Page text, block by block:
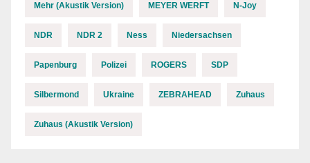
Mehr (Akustik Version) MEYER WERFT N-Joy
NDR NDR 2 Ness Niedersachsen
Papenburg Polizei ROGERS SDP
Silbermond Ukraine ZEBRAHEAD Zuhaus
Zuhaus (Akustik Version)